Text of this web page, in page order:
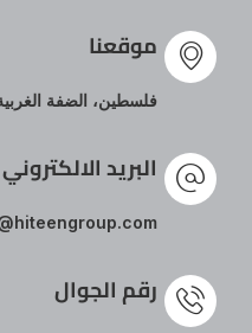
موقعنا
فلسطين، الضفة
البريد الالكتروني
رقم الجوال